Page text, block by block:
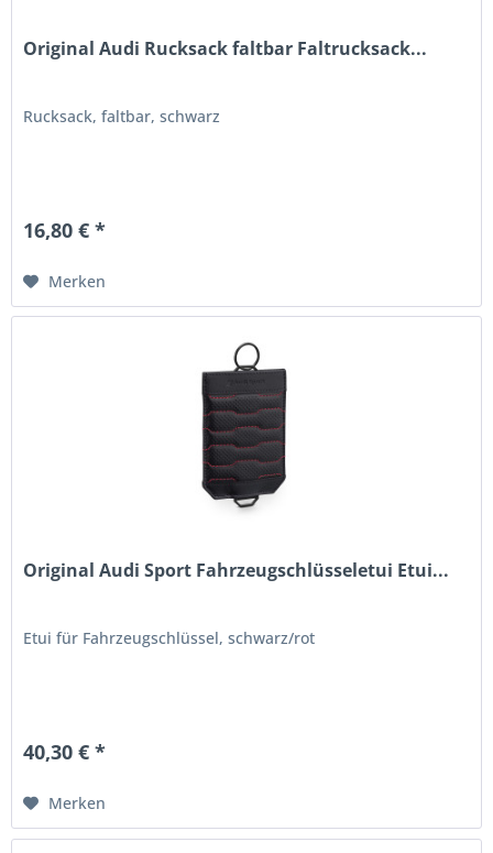
Original Audi Rucksack faltbar Faltrucksack...
Rucksack, faltbar, schwarz
16,80 € *
Merken
Original Audi Sport Fahrzeugschlüsseletui Etui...
Etui für Fahrzeugschlüssel, schwarz/rot
40,30 € *
Merken